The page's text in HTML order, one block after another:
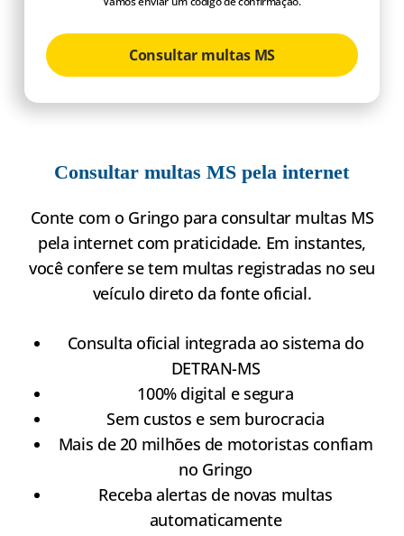
Consultar multas MS
Consultar multas MS pela internet
Conte com o Gringo para consultar multas MS
pela internet com praticidade. Em instantes,
você confere se tem multas registradas no seu
veículo direto da fonte oficial.
Consulta oficial integrada ao sistema do
DETRAN-MS
100% digital e segura
Sem custos e sem burocracia
Mais de 20 milhões de motoristas confiam
no Gringo
Receba alertas de novas multas
automaticamente